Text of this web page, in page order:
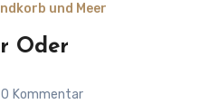
und Meer
Oder
0 Kommentar